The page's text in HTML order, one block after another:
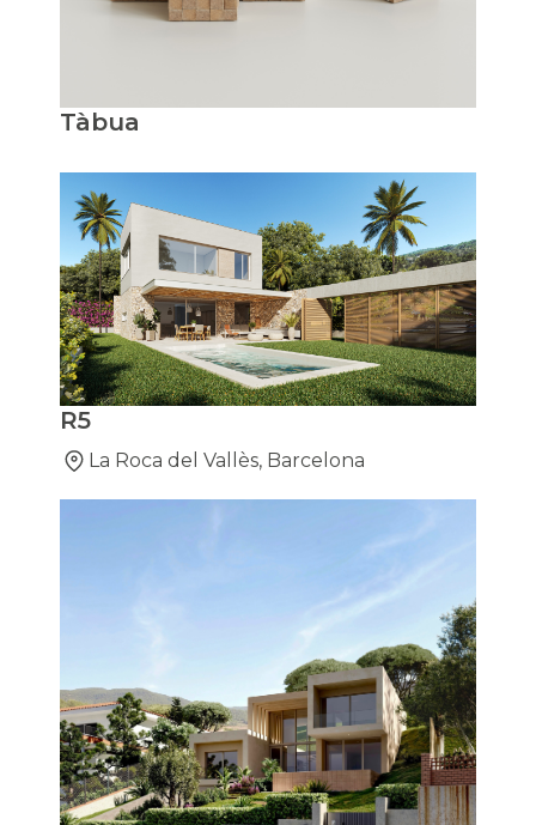
Tàbua
R5
La Roca del Vallès, Barcelona